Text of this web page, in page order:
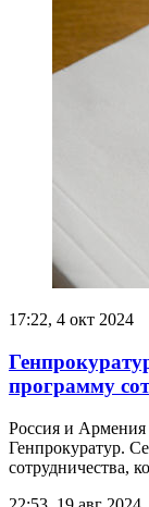
17:22, 4 окт 2024
программу
Россия и Армения
Генпрокуратур.
сотрудничества,